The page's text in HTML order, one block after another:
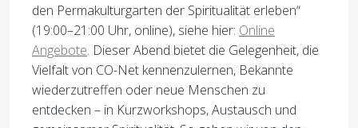
den Permakulturgarten der Spiritualität erleben“
(19:00–21:00 Uhr, online), siehe hier: Online
Angebote. Dieser Abend bietet die Gelegenheit, die
Vielfalt von CO-Net kennenzulernen, Bekannte
wiederzutreffen oder neue Menschen zu
entdecken – in Kurzworkshops, Austausch und